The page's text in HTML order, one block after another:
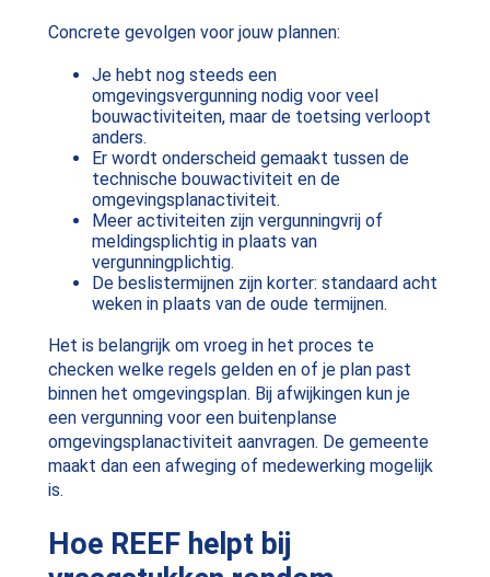
Concrete gevolgen voor jouw plannen:
Je hebt nog steeds een
omgevingsvergunning nodig voor veel
bouwactiviteiten, maar de toetsing verloopt
anders.
Er wordt onderscheid gemaakt tussen de
technische bouwactiviteit en de
omgevingsplanactiviteit.
Meer activiteiten zijn vergunningvrij of
meldingsplichtig in plaats van
vergunningplichtig.
De beslistermijnen zijn korter: standaard acht
weken in plaats van de oude termijnen.
Het is belangrijk om vroeg in het proces te
checken welke regels gelden en of je plan past
binnen het omgevingsplan. Bij afwijkingen kun je
een vergunning voor een buitenplanse
omgevingsplanactiviteit aanvragen. De gemeente
maakt dan een afweging of medewerking mogelijk
is.
Hoe REEF helpt bij